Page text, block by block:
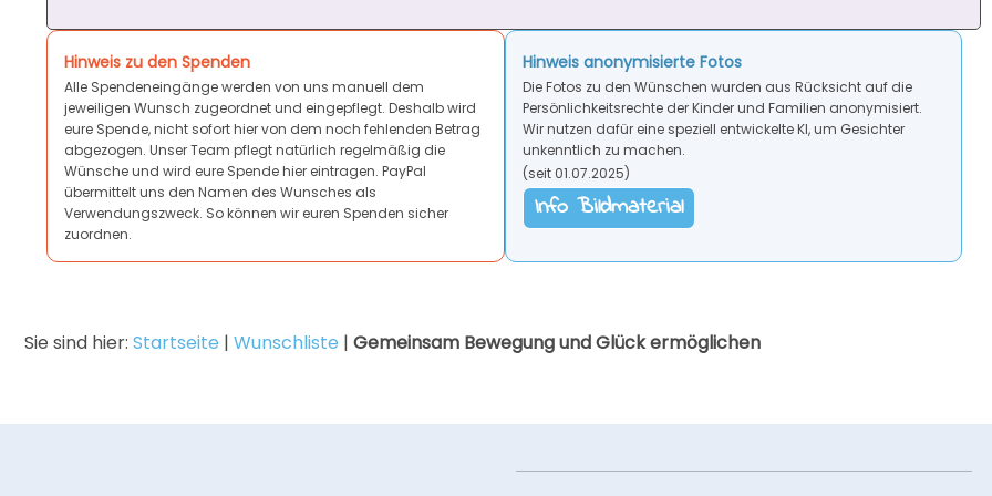
Hinweis zu den Spenden
Alle Spendeneingänge werden von uns manuell dem
jeweiligen Wunsch zugeordnet und eingepflegt. Deshalb wird
eure Spende, nicht sofort hier von dem noch fehlenden Betrag
abgezogen. Unser Team pflegt natürlich regelmäßig die
Wünsche und wird eure Spende hier eintragen. PayPal
übermittelt uns den Namen des Wunsches als
Verwendungszweck. So können wir euren Spenden sicher
zuordnen.
Hinweis anonymisierte Fotos
Die Fotos zu den Wünschen wurden aus Rücksicht auf die
Persönlichkeitsrechte der Kinder und Familien anonymisiert.
Wir nutzen dafür eine speziell entwickelte KI, um Gesichter
unkenntlich zu machen.
(seit 01.07.2025)
Info Bildmaterial
Sie sind hier: Startseite | Wunschliste | Gemeinsam Bewegung und Glück ermöglichen